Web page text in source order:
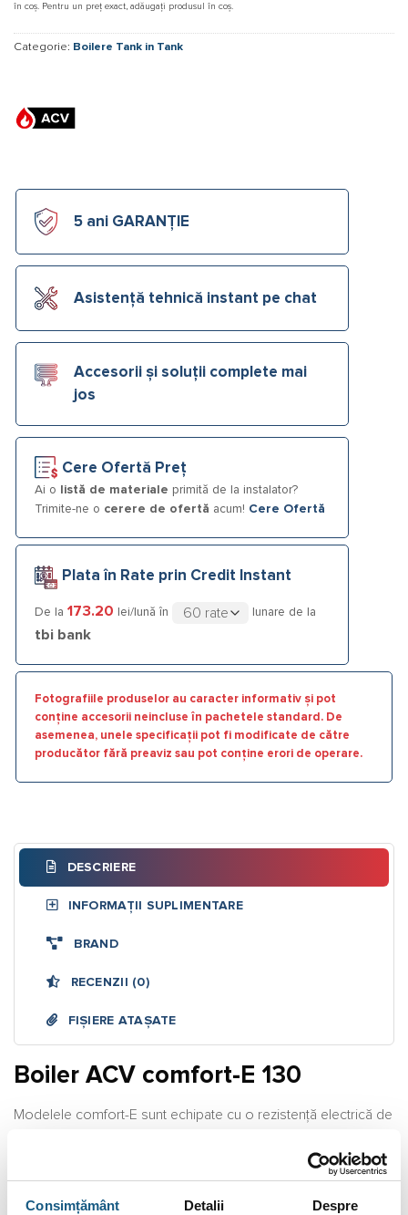
Consimțământ Detalii Despre
în coș. Pentru un preț exact, adăugați produsul în coș.
Categorie: Boilere Tank in Tank
5 ani GARANȚIE
Asistență tehnică instant pe chat
Accesorii și soluții complete mai
jos
Cere Ofertă Preț
Ai o listă de materiale primită de la instalator?
Trimite-ne o cerere de ofertă acum! Cere Ofertă
Plata în Rate prin Credit Instant
De la 173.20 lei/lună în lunare de la
tbi bank
Fotografiile produselor au caracter informativ și pot
conține accesorii neincluse în pachetele standard. De
asemenea, unele specificații pot fi modificate de către
producător fără preaviz sau pot conține erori de operare.
DESCRIERE
INFORMAȚII SUPLIMENTARE
BRAND
RECENZII (0)
FIȘIERE ATAȘATE
Boiler ACV comfort-E 130
Modelele comfort-E sunt echipate cu o rezistenţă electrică de
pe perioada verii, când menţinerea cazanului în funcţiune nu
este economică.